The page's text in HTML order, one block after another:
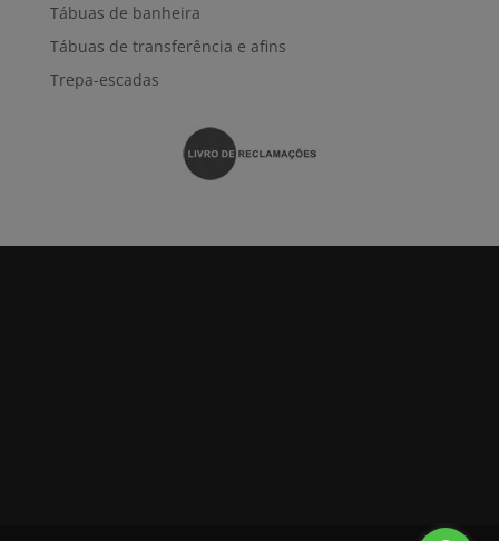
Tábuas de banheira
Tábuas de transferência e afins
Trepa-escadas